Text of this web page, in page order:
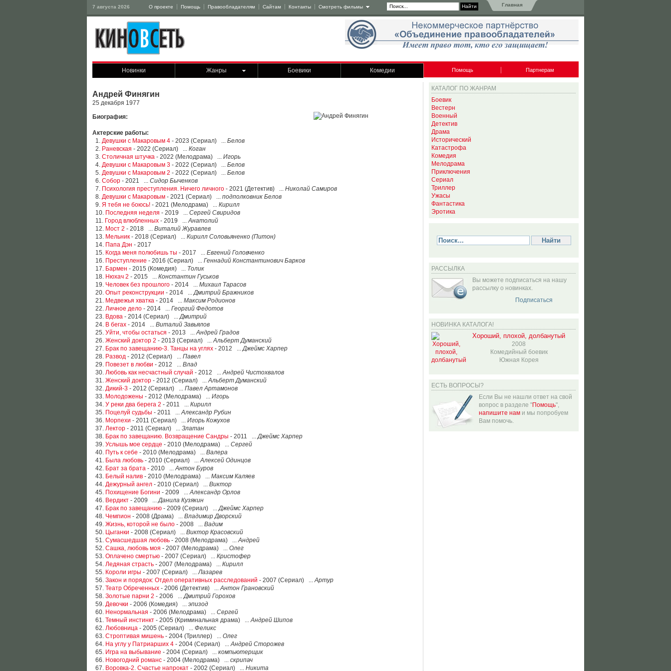
7 августа 2026 О проекте Помощь Правообладателям Сайтам Контакты Смотреть фильмы Главная
Новинки Жанры Боевики Комедии Помощь Партнерам
Андрей Финягин
25 декабря 1977
Биография:
Актерские работы:
1. Девушки с Макаровым 4 - 2023 (Сериал) ... Белов
2. Раневская - 2022 (Сериал) ... Коган
3. Столичная штучка - 2022 (Мелодрама) ... Игорь
4. Девушки с Макаровым 3 - 2022 (Сериал) ... Белов
5. Девушки с Макаровым 2 - 2022 (Сериал) ... Белов
6. Собор - 2021 ... Сидор Быченков
7. Психология преступления. Ничего личного - 2021 (Детектив) ... Николай Самиров
8. Девушки с Макаровым - 2021 (Сериал) ... подполковник Белов
9. Я тебя не боюсь! - 2021 (Мелодрама) ... Кирилл
10. Последняя неделя - 2019 ... Сергей Свиридов
11. Город влюбленных - 2019 ...Анатолий
12. Мост 2 - 2018 ... Виталий Журавлев
13. Мельник - 2018 (Сериал) ... Кирилл Соловьяненко (Питон)
14. Папа Дэн - 2017
15. Когда меня полюбишь ты - 2017 ... Евгений Головченко
16. Преступление - 2016 (Сериал) ... Геннадий Константинович Барков
17. Бармен - 2015 (Комедия) ... Толик
18. Нюхач 2 - 2015 ... Константин Гуськов
19. Человек без прошлого - 2014 ... Михаил Тарасов
20. Опыт реконструкции - 2014 ...Дмитрий Бражников
21. Медвежья хватка - 2014 ... Максим Родионов
22. Личное дело - 2014 ... Георгий Федотов
23. Вдова - 2014 (Сериал) ...Дмитрий
24. В бегах - 2014 ... Виталий Завьялов
25. Уйти, чтобы остаться - 2013 ...Андрей Градов
26. Женский доктор 2 - 2013 (Сериал) ...Альберт Думанский
27. Брак по завещанию-3. Танцы на углях - 2012 ...Джеймс Харпер
28. Развод - 2012 (Сериал) ... Павел
29. Повезет в любви - 2012 ... Влад
30. Любовь как несчастный случай - 2012 ...Андрей Чистохвалов
31. Женский доктор - 2012 (Сериал) ...Альберт Думанский
32. Дикий-3 - 2012 (Сериал) ... Павел Артамонов
33. Молодожены - 2012 (Мелодрама) ... Игорь
34. У реки два берега 2 - 2011 ... Кирилл
35. Поцелуй судьбы - 2011 ...Александр Рубин
36. Морпехи - 2011 (Сериал) ... Игорь Кожухов
37. Лектор - 2011 (Сериал) ... Златан
38. Брак по завещанию. Возвращение Сандры - 2011 ...Джеймс Харпер
39. Услышь мое сердце - 2010 (Мелодрама) ... Сергей
40. Путь к себе - 2010 (Мелодрама) ... Валера
41. Была любовь - 2010 (Сериал) ...Алексей Одинцов
42. Брат за брата - 2010 ...Антон Буров
43. Белый налив - 2010 (Мелодрама) ... Максим Каляев
44. Дежурный ангел - 2010 (Сериал) ... Виктор
45. Похищение Богини - 2009 ...Александр Орлов
46. Вердикт - 2009 ...Данила Кузякин
47. Брак по завещанию - 2009 (Сериал) ...Джеймс Харпер
48. Чемпион - 2008 (Драма) ... Владимир Дворский
49. Жизнь, которой не было - 2008 ... Вадим
50. Цыганки - 2008 (Сериал) ... Виктор Красовский
51. Сумасшедшая любовь - 2008 (Мелодрама) ...Андрей
52. Сашка, любовь моя - 2007 (Мелодрама) ... Олег
53. Оплачено смертью - 2007 (Сериал) ... Кристофер
54. Ледяная страсть - 2007 (Мелодрама) ... Кирилл
55. Короли игры - 2007 (Сериал) ...Лазарев
56. Закон и порядок: Отдел оперативных расследований - 2007 (Сериал) ...Артур
57. Театр Обреченных - 2006 (Детектив) ...Антон Грановский
58. Золотые парни 2 - 2006 ...Дмитрий Горохов
59. Девочки - 2006 (Комедия) ... эпизод
60. Ненормальная - 2006 (Мелодрама) ... Сергей
61. Темный инстинкт - 2005 (Криминальная драма) ...Андрей Шипов
62. Любовница - 2005 (Сериал) ... Феликс
63. Строптивая мишень - 2004 (Триллер) ... Олег
64. На углу у Патриарших 4 - 2004 (Сериал) ...Андрей Сторожев
65. Игра на выбывание - 2004 (Сериал) ... компьютерщик
66. Новогодний романс - 2004 (Мелодрама) ... скрипач
67. Воровка-2. Счастье напрокат - 2002 (Сериал) ... Никита
КАТАЛОГ ПО ЖАНРАМ
Боевик
Вестерн
Военный
Детектив
Драма
Исторический
Катастрофа
Комедия
Мелодрама
Приключения
Сериал
Триллер
Ужасы
Фантастика
Эротика
РАССЫЛКА
Вы можете подписаться на нашу
рассылку о новинках.
Подписаться
НОВИНКА КАТАЛОГА!
Хороший, плохой, долбанутый
2008
Комедийный боевик
Южная Корея
ЕСТЬ ВОПРОСЫ?
Если Вы не нашли ответ на свой
вопрос в разделе "Помощь",
напишите нам и мы попробуем
Вам помочь.